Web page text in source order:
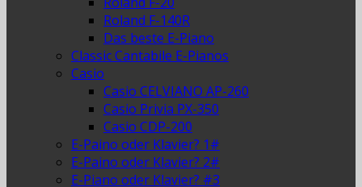
Roland F-140R
Das beste E-Piano
Classic Cantabile E-Pianos
Casio
Casio CELVIANO AP-260
Casio Privia PX-350
Casio CDP-200
E-Paino oder Klavier? 1#
E-Paino oder Klavier? 2#
E-Piano oder Klavier? #3